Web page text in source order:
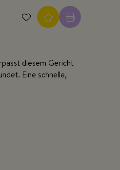
diesem Gericht
Eine schnelle,